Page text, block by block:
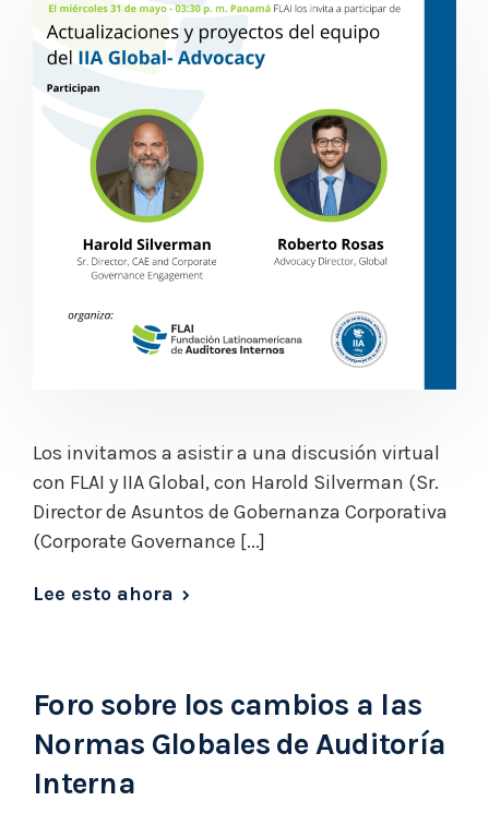
Los invitamos a asistir a una discusión virtual
con FLAI y IIA Global, con Harold Silverman (Sr.
Director de Asuntos de Gobernanza Corporativa
(Corporate Governance [...]
Lee esto ahora
Foro sobre los cambios a las
Normas Globales de Auditoría
Interna